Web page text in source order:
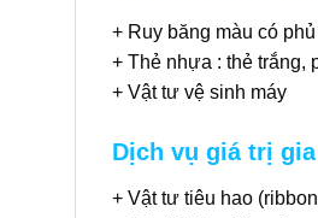
+ Ruy băng màu có
+ Thẻ nhựa : thẻ trắng,
+ Vật tư vệ sinh máy
Dịch vụ giá trị
+ Vật tư tiêu hao